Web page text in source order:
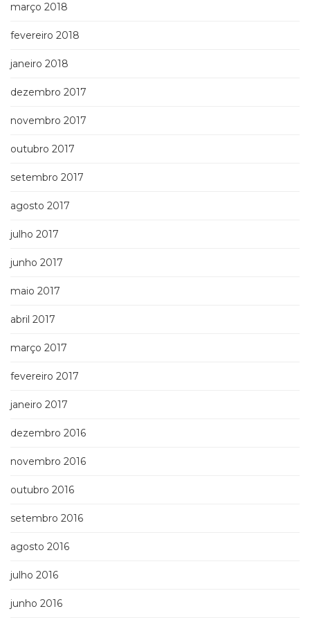
março 2018
fevereiro 2018
janeiro 2018
dezembro 2017
novembro 2017
outubro 2017
setembro 2017
agosto 2017
julho 2017
junho 2017
maio 2017
abril 2017
março 2017
fevereiro 2017
janeiro 2017
dezembro 2016
novembro 2016
outubro 2016
setembro 2016
agosto 2016
julho 2016
junho 2016